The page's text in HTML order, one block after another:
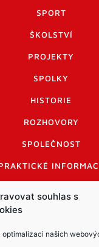
souhlas s
optimalizaci našich
SPORT
ŠKOLSTVÍ
PROJEKTY
SPOLKY
HISTORIE
ROZHOVORY
SPOLEČNOST
A KODEX
LOGO A LOGO